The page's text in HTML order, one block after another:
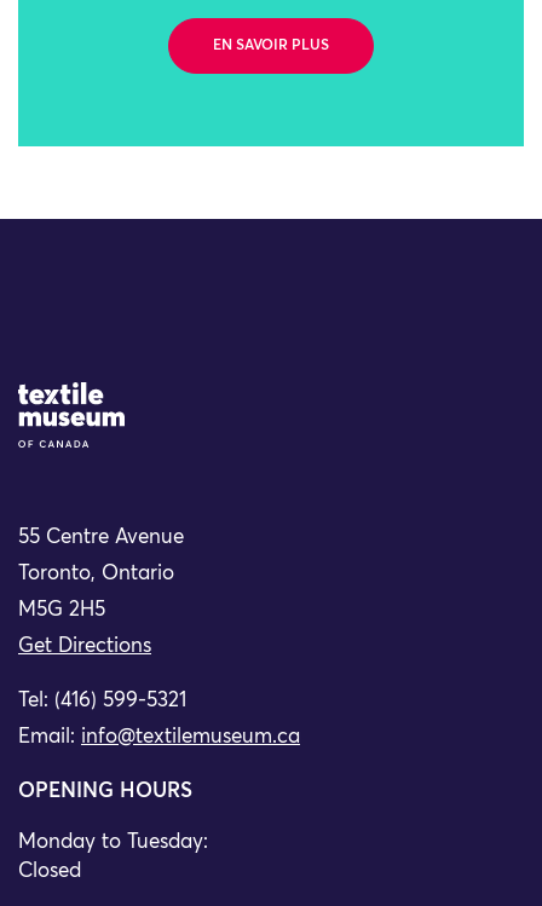
EN SAVOIR PLUS
Site Logo
55 Centre Avenue
Toronto, Ontario
M5G 2H5
Get Directions
Tel: (416) 599-5321
Email: info@textilemuseum.ca
OPENING HOURS
Monday to Tuesday:
Closed